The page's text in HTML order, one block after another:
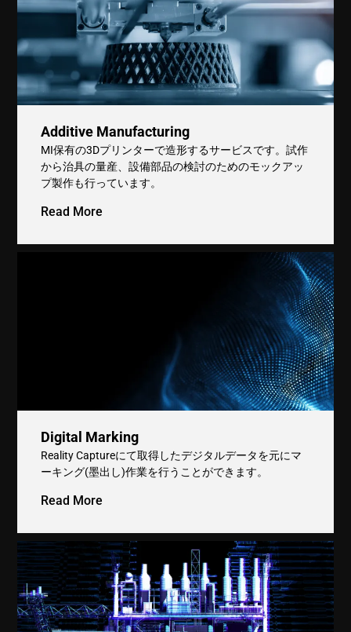
Additive Manufacturing
MI保有の3Dプリンターで造形するサービスです。試作
から治具の量産、設備部品の検討のためのモックアッ
プ製作も行っています。
Read More
Digital Marking
Reality Captureにて取得したデジタルデータを元にマ
ーキング(墨出し)作業を行うことができます。
Read More